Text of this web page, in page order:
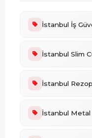
İstanbul İş
İstanbul Slim
İstanbul
İstanbul